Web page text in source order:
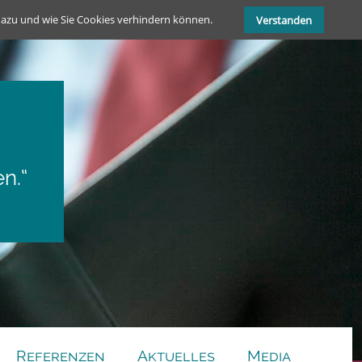
Referenzen Aktuelles Media
und wie Sie Cookies verhindern können. Verstanden